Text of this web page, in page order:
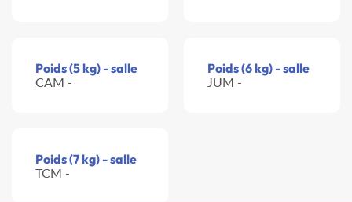
Poids (5 kg) - salle
CAM -
Poids (6 kg) - salle
JUM -
Poids (7 kg) - salle
TCM -